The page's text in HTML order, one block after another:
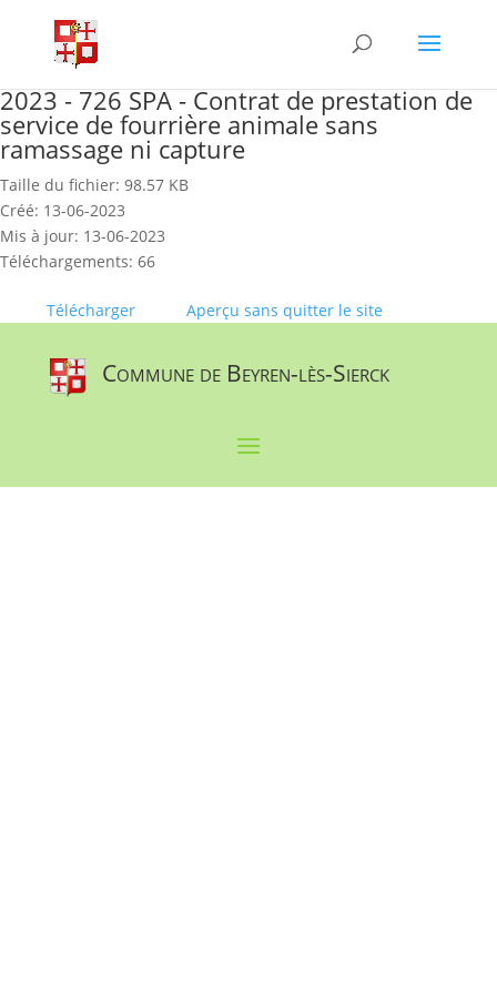
content
2023 - 726 SPA - Contrat de prestation de
service de fourrière animale sans
ramassage ni capture
Taille du fichier: 98.57 KB
Créé: 13-06-2023
Mis à jour: 13-06-2023
Téléchargements: 66
Télécharger Aperçu sans quitter le site
Commune de Beyren-lès-Sierck